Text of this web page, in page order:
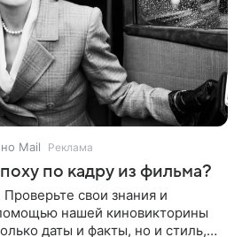
Mail Реклама
по кадру из фильма?
свои знания и
нашей киновикторины
даты и факты, но и стиль,